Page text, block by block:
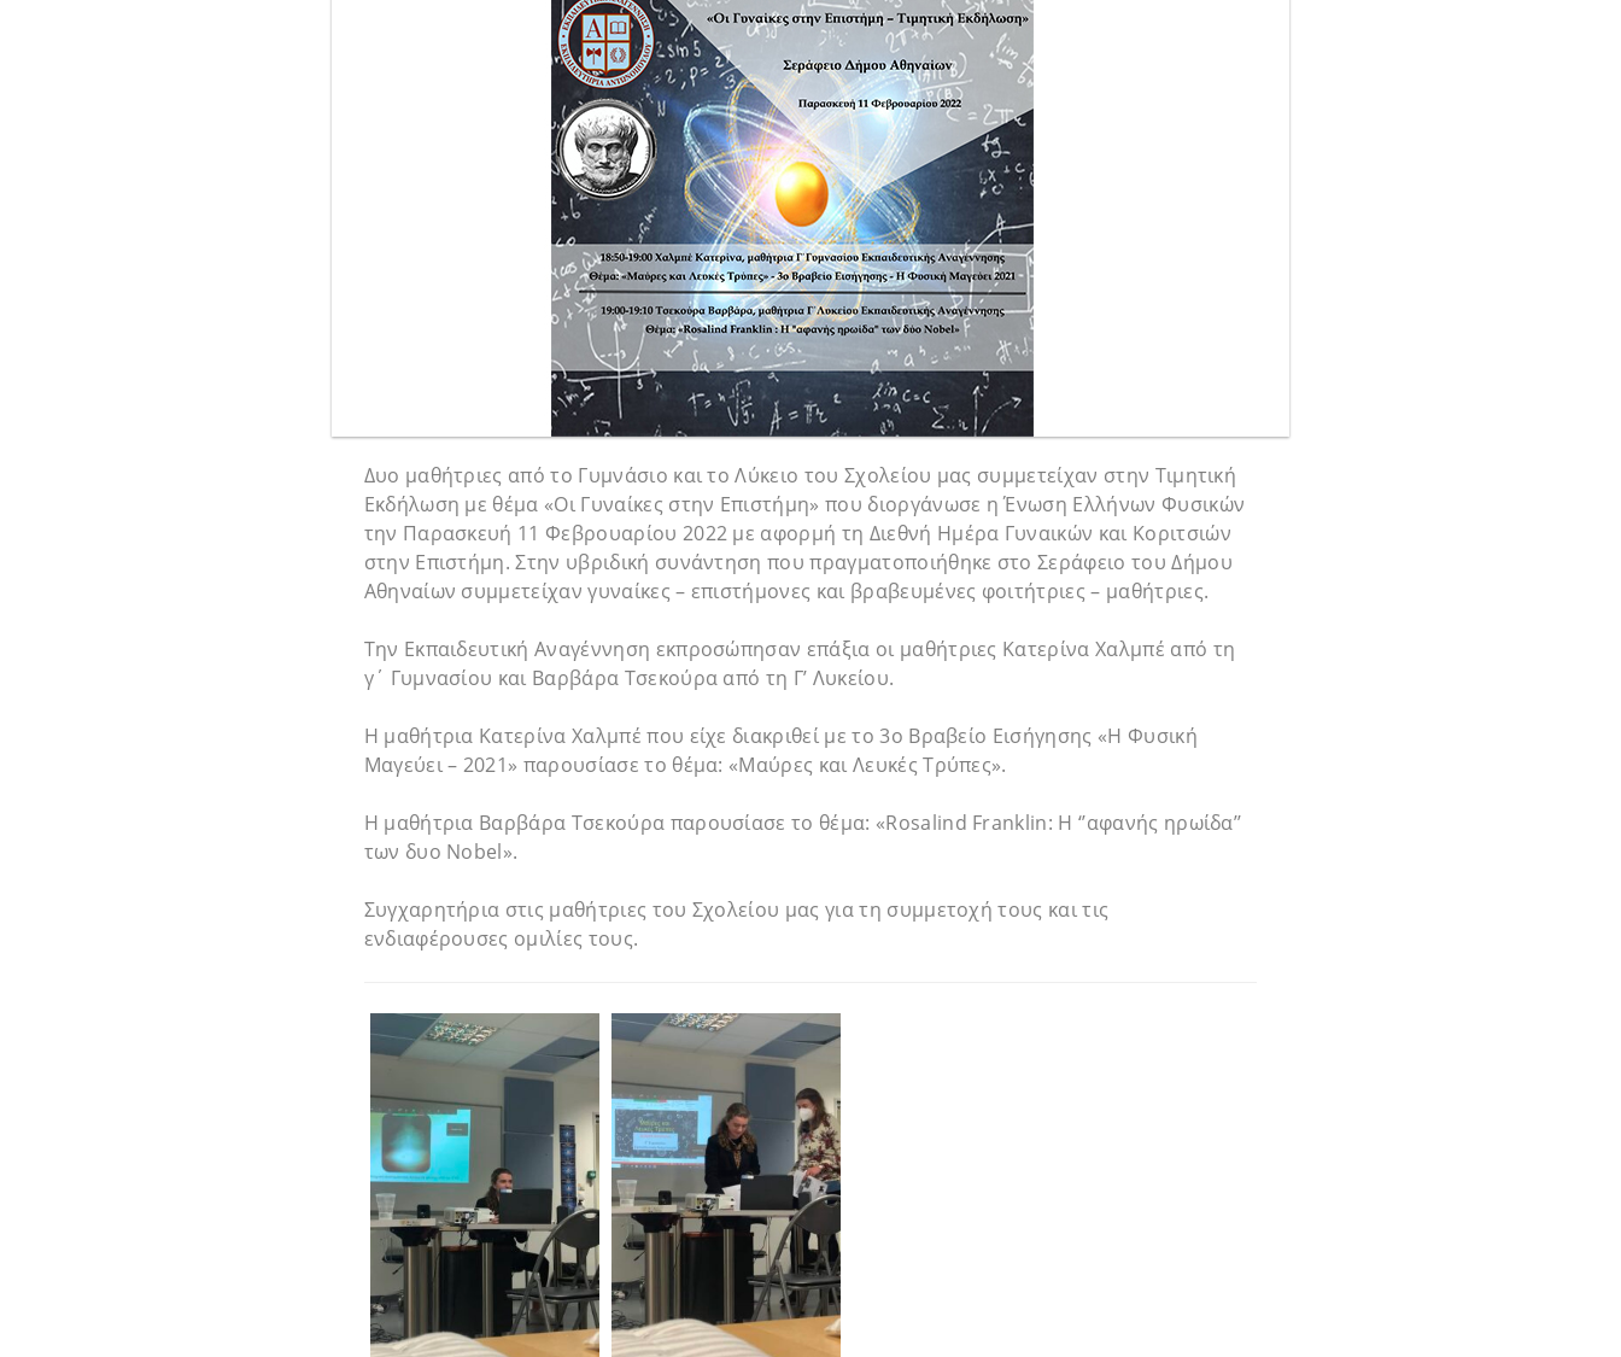
Δυο μαθήτριες από το Γυμνάσιο και το Λύκειο του Σχολείου μας συμμετείχαν στην Τιμητική
Εκδήλωση με θέμα «Οι Γυναίκες στην Επιστήμη» που διοργάνωσε η Ένωση Ελλήνων Φυσικών
την Παρασκευή 11 Φεβρουαρίου 2022 με αφορμή τη Διεθνή Ημέρα Γυναικών και Κοριτσιών
στην Επιστήμη. Στην υβριδική συνάντηση που πραγματοποιήθηκε στο Σεράφειο του Δήμου
Αθηναίων συμμετείχαν γυναίκες – επιστήμονες και βραβευμένες φοιτήτριες – μαθήτριες.
Την Εκπαιδευτική Αναγέννηση εκπροσώπησαν επάξια οι μαθήτριες Κατερίνα Χαλμπέ από τη
γ΄ Γυμνασίου και Βαρβάρα Τσεκούρα από τη Γ’ Λυκείου.
Η μαθήτρια Κατερίνα Χαλμπέ που είχε διακριθεί με το 3ο Βραβείο Εισήγησης «Η Φυσική
Μαγεύει – 2021» παρουσίασε το θέμα: «Μαύρες και Λευκές Τρύπες».
Η μαθήτρια Βαρβάρα Τσεκούρα παρουσίασε το θέμα: «Rosalind Franklin: Η ‘’αφανής ηρωίδα’’
των δυο Nobel».
Συγχαρητήρια στις μαθήτριες του Σχολείου μας για τη συμμετοχή τους και τις
ενδιαφέρουσες ομιλίες τους.